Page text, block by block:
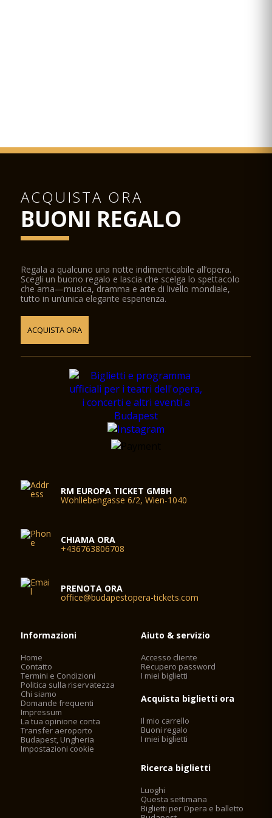
ACQUISTA ORA
BUONI REGALO
Regala a qualcuno una notte indimenticabile all’opera.
Scegli un buono regalo e lascia che scelga lo spettacolo
che ama—musica, dramma e arte di livello mondiale,
tutto in un’unica elegante esperienza.
ACQUISTA ORA
RM EUROPA TICKET GMBH
Wohllebengasse 6/2, Wien-1040
CHIAMA ORA
+436763806708
PRENOTA ORA
office@budapestopera-tickets.com
Informazioni
Home
Contatto
Termini e Condizioni
Politica sulla riservatezza
Chi siamo
Domande frequenti
Impressum
La tua opinione conta
Transfer aeroporto
Budapest, Ungheria
Impostazioni cookie
Aiuto & servizio
Accesso cliente
Recupero password
I miei biglietti
Acquista biglietti ora
Il mio carrello
Buoni regalo
I miei biglietti
Ricerca biglietti
Luoghi
Questa settimana
Biglietti per Opera e balletto